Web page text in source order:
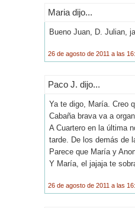
Maria dijo...
Bueno Juan, D. Julian,
26 de agosto de 2011 a las
Paco J. dijo...
Ya te digo, María. Creo
Cabaña brava va a
A Cuartero en la última
tarde. De los demás de
Parece que María y
Y María, el jajaja te
26 de agosto de 2011 a las